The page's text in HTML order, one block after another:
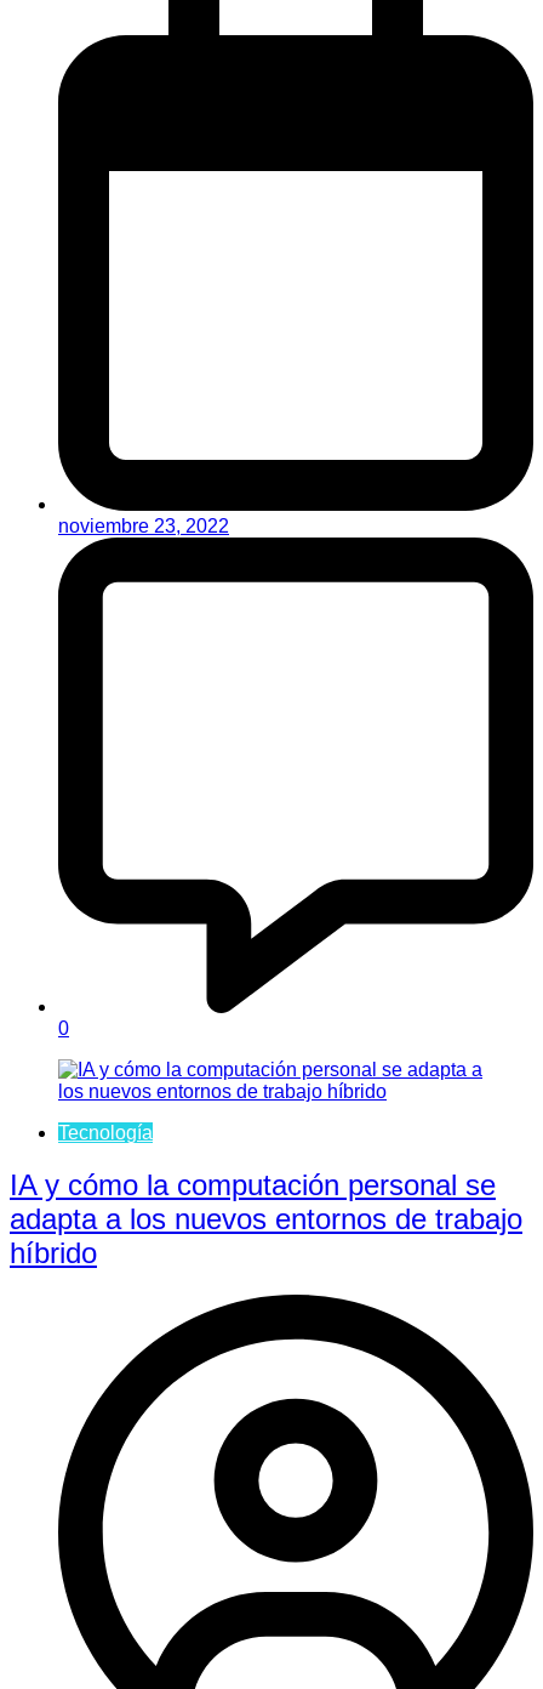
noviembre 23, 2022
0
Tecnología
IA y cómo la computación personal se
adapta a los nuevos entornos de trabajo
híbrido